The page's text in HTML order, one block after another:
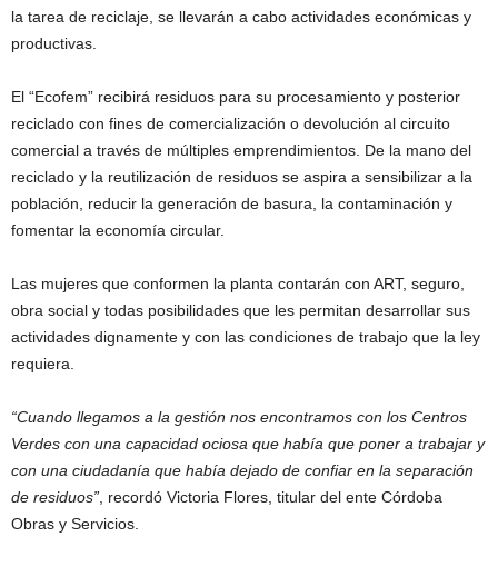
la tarea de reciclaje, se llevarán a cabo actividades económicas y
productivas.
El “Ecofem” recibirá residuos para su procesamiento y posterior
reciclado con fines de comercialización o devolución al circuito
comercial a través de múltiples emprendimientos. De la mano del
reciclado y la reutilización de residuos se aspira a sensibilizar a la
población, reducir la generación de basura, la contaminación y
fomentar la economía circular.
Las mujeres que conformen la planta contarán con ART, seguro,
obra social y todas posibilidades que les permitan desarrollar sus
actividades dignamente y con las condiciones de trabajo que la ley
requiera.
“Cuando llegamos a la gestión nos encontramos con los Centros
Verdes con una capacidad ociosa que había que poner a trabajar y
con una ciudadanía que había dejado de confiar en la separación
de residuos” , recordó Victoria Flores, titular del ente Córdoba
Obras y Servicios.